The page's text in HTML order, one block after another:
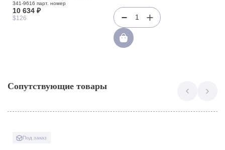
341-9616 парт. номер
10 634 ₽
$126 1
Сопутствующие товары
Под заказ